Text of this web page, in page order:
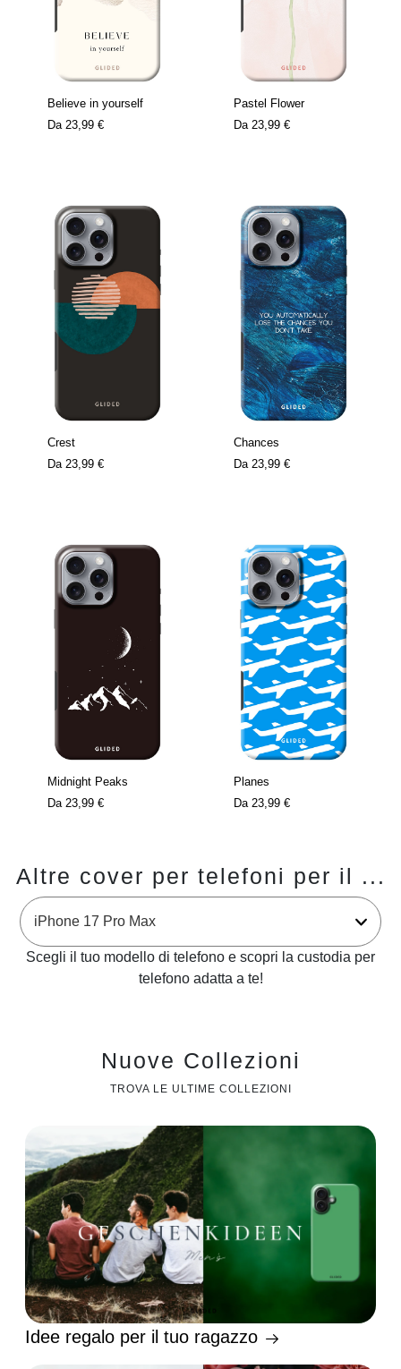
Believe in yourself
Da 23,99 €
Pastel Flower
Da 23,99 €
Crest
Da 23,99 €
Chances
Da 23,99 €
Midnight Peaks
Da 23,99 €
Planes
Da 23,99 €
Altre cover per telefoni per il ...
Scegli il tuo modello di telefono e scopri la custodia per
telefono adatta a te!
Nuove Collezioni
TROVA LE ULTIME COLLEZIONI
Idee regalo per il tuo ragazzo